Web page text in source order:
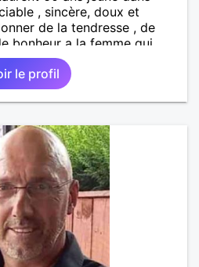
, sincère, doux et
de la tendresse , de
bonheur a la femme qui
vie . Bientôt en retraite a la
toute contrainte. Digne de
voudras m 'en accorder
le reste venez me découvrir
le profil